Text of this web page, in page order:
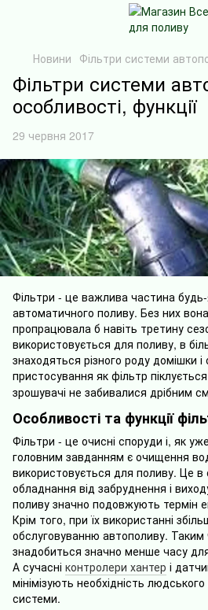
Новини Фільтри системи
Фільтри системи
особливості, функції
29 червня 2017
Фільтри - це важлива частина будь-
автоматичного поливу. Без них
пропрацювала б навіть третину
використовується для поливу, в
знаходяться різного роду домішки
пристосування як фільтр
зрошувачі не забивалися дрібним
Особливості та функції
Фільтри - це очисні споруди і, як
головним завданням є очищення
використовується для поливу. Це
обладнання від забруднення і
поливу значно подовжують термін
Крім того, при їх використанні
обслуговуванню автополиву.
знадобиться значно менше часу
А сучасні контролери хантер і
мінімізують необхідність
системи.